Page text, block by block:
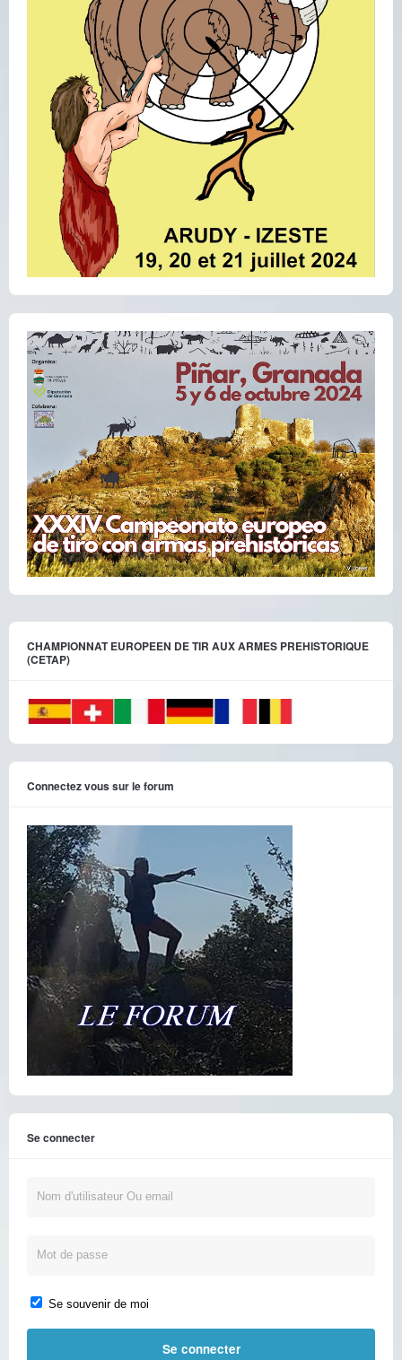
CHAMPIONNAT EUROPEEN DE TIR AUX ARMES PREHISTORIQUE
(CETAP)
Connectez vous sur le forum
Se connecter
Se souvenir de moi